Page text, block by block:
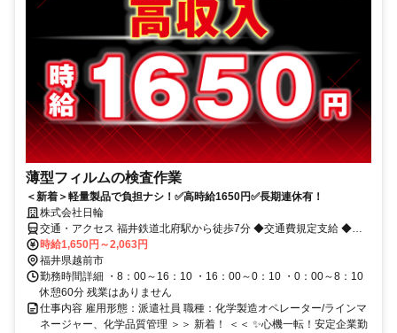
薄型フィルムの検査作業
＜新着＞軽量製品で負担ナシ！✅高時給1650円✅長期連休有！
株式会社日輪
交通・アクセス 福井鉄道北府駅から徒歩7分 ◆交通費規定支給 ◆車
通勤可
時給1,650円～2,063円
福井県越前市
勤務時間詳細 ・8：00～16：10 ・16：00～0：10 ・0：00～8：10
休憩60分 残業はありません
仕事内容 雇用形態：派遣社員 職種：化学製造オペレーター/ラインマ
ネージャー、化学品質管理 ＞＞ 新着！ ＜＜ ✨心機一転！安定企業勤